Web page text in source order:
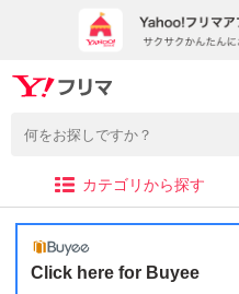
カテゴリから探す
Click here for Buyee